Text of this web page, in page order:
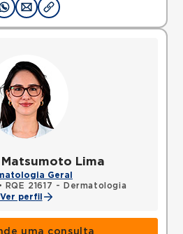
Matsumoto Lima
Geral
RQE 21617 - Dermatologia
Ver perfil
uma consulta